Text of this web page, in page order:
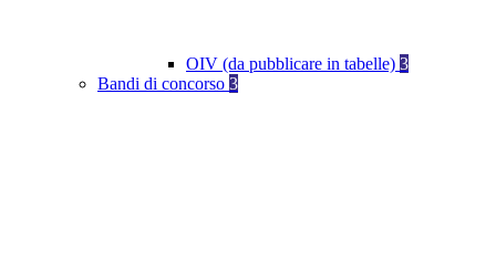
OIV (da pubblicare in tabelle) 3
Bandi di concorso 3